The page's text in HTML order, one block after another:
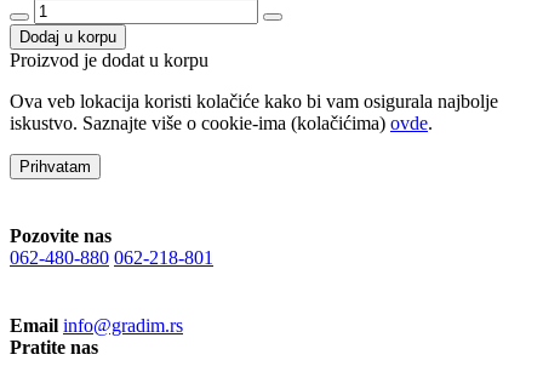
Dodaj u korpu
Proizvod je dodat u korpu
Ova veb lokacija koristi kolačiće kako bi vam osigurala najbolje
iskustvo. Saznajte više o cookie-ima (kolačićima) ovde.
Prihvatam
Pozovite nas
062-480-880 062-218-801
Email info@gradim.rs
Pratite nas